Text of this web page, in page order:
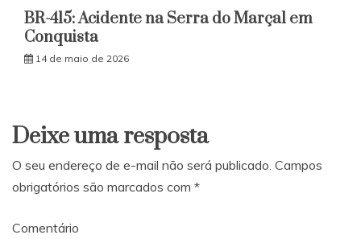
BR-415: Acidente na Serra do Marçal em
Conquista
14 de maio de 2026
Deixe uma resposta
O seu endereço de e-mail não será publicado. Campos
obrigatórios são marcados com *
Comentário